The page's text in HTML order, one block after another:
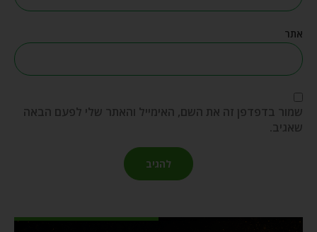
אתר
שמור בדפדפן זה את השם, האימייל והאתר שלי לפעם הבאה
שאגיב.